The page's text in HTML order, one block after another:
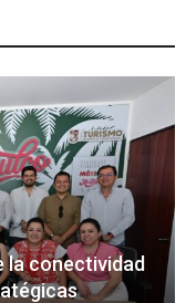
la conectividad